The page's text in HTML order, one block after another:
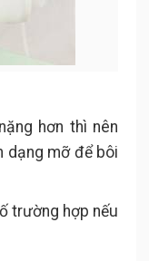
hơn thì nên
dạng mỡ để bôi
trường hợp nếu